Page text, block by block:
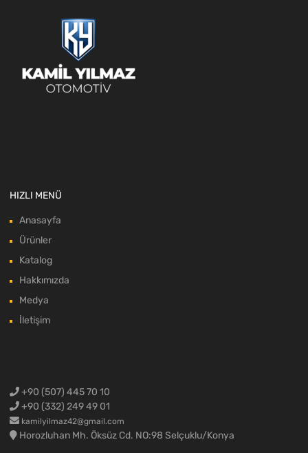
HIZLI MENÜ
Anasayfa
Ürünler
Katalog
Hakkımızda
Medya
İletişim
+90 (507) 445 70 10
+90 (332) 249 49 01
kamilyilmaz42@gmail.com
Horozluhan Mh. Öksüz Cd. NO:98 Selçuklu/Konya